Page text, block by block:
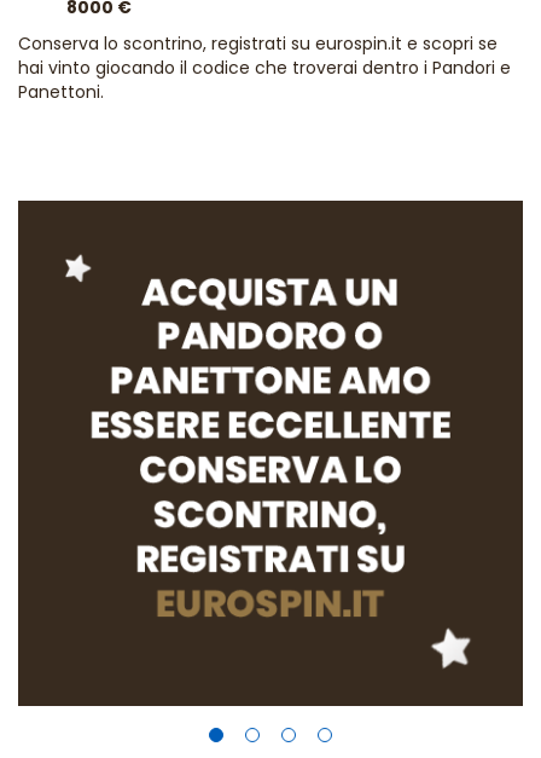
8000 €
Conserva lo scontrino, registrati su eurospin.it e scopri se
hai vinto giocando il codice che troverai dentro i Pandori e
Panettoni.